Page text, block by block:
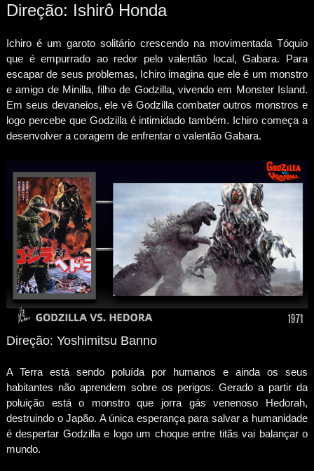
Direção: Ishirô Honda
Ichiro é um garoto solitário crescendo na movimentada Tóquio
que é empurrado ao redor pelo valentão local, Gabara. Para
escapar de seus problemas, Ichiro imagina que ele é um monstro
e amigo de Minilla, filho de Godzilla, vivendo em Monster Island.
Em seus devaneios, ele vê Godzilla combater outros monstros e
logo percebe que Godzilla é intimidado também. Ichiro começa a
desenvolver a coragem de enfrentar o valentão Gabara.
Direção: Yoshimitsu Banno
A Terra está sendo poluída por humanos e ainda os seus
habitantes não aprendem sobre os perigos. Gerado a partir da
poluição está o monstro que jorra gás venenoso Hedorah,
destruindo o Japão. A única esperança para salvar a humanidade
é despertar Godzilla e logo um choque entre titãs vai balançar o
mundo.